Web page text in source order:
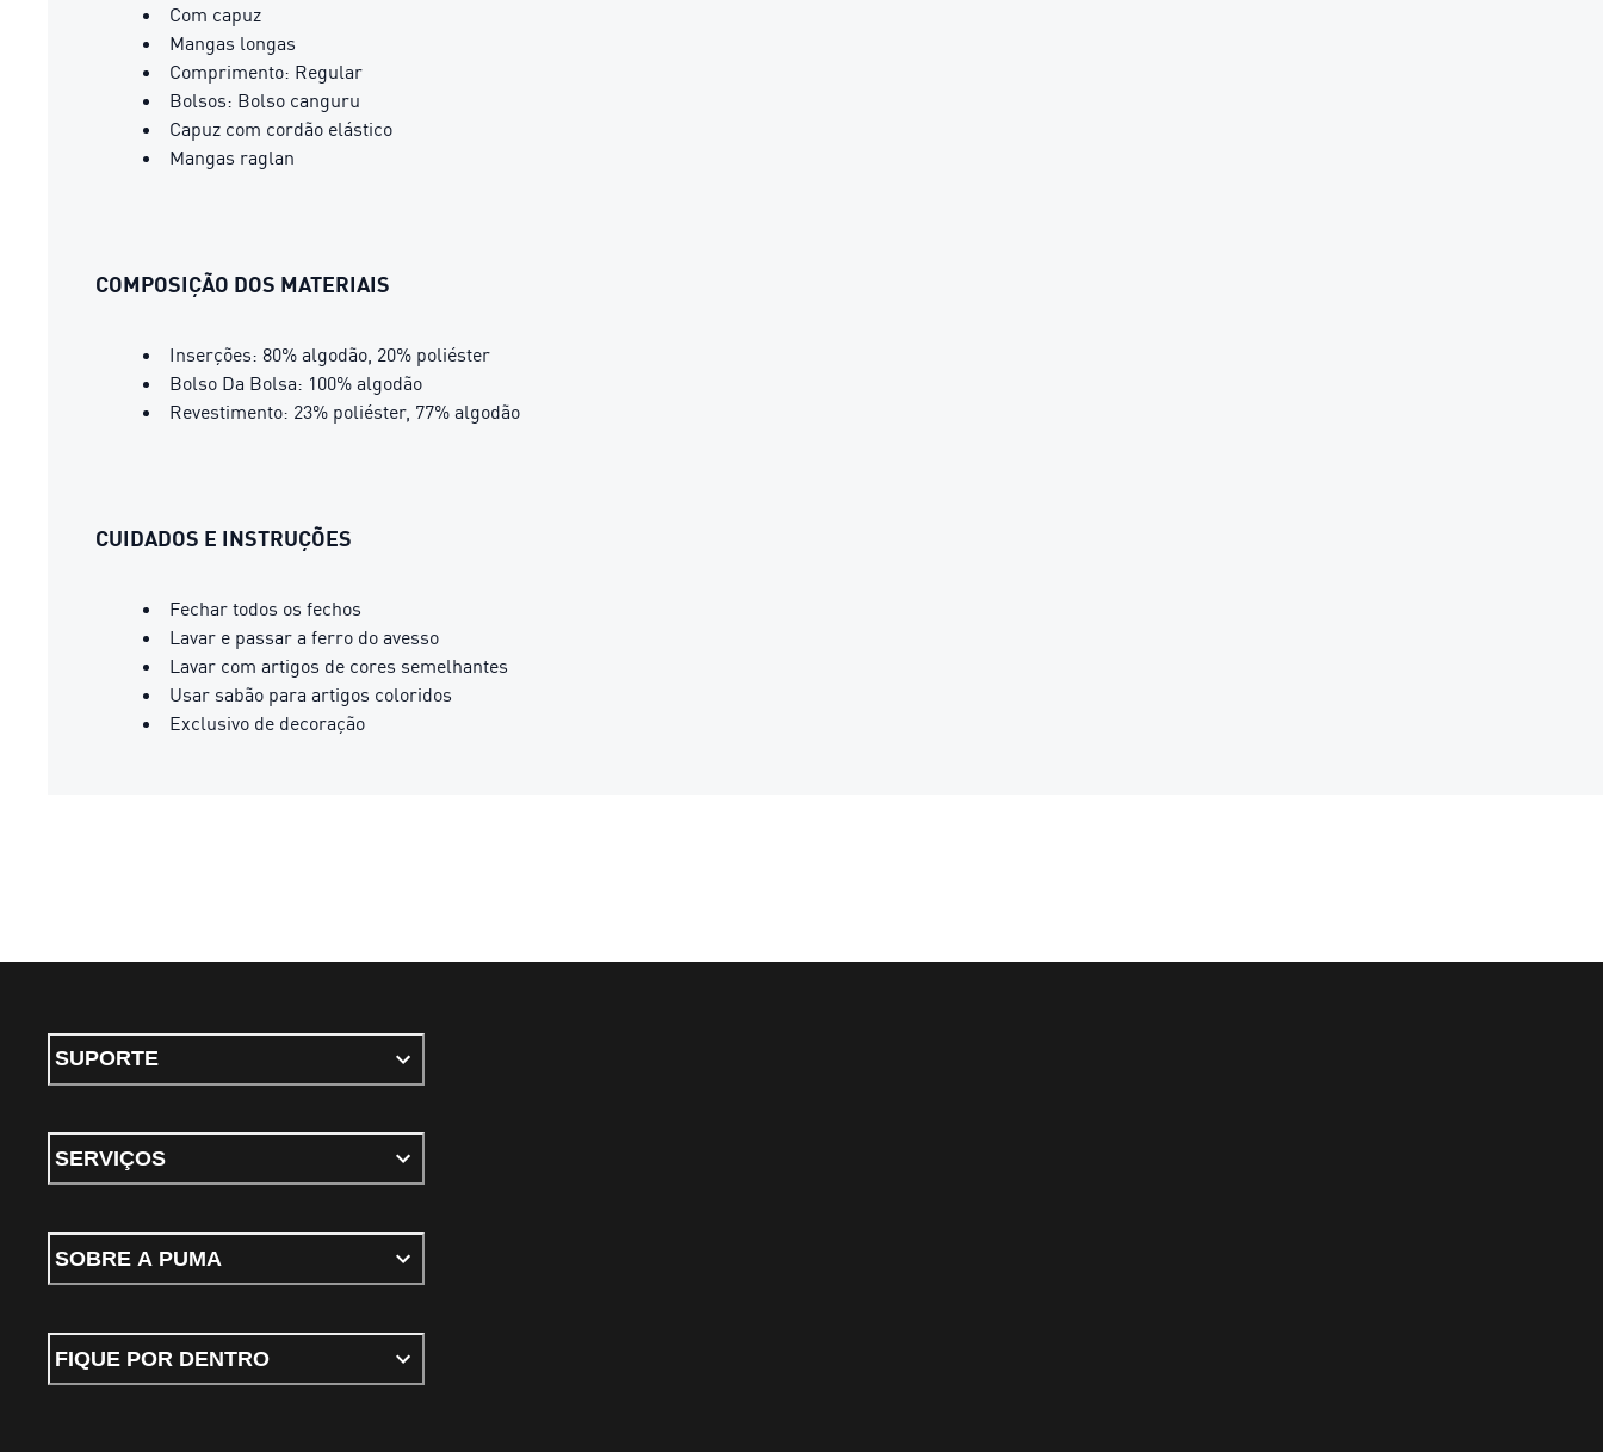
Com capuz
Mangas longas
Comprimento: Regular
Bolsos: Bolso canguru
Capuz com cordão elástico
Mangas raglan
COMPOSIÇÃO DOS MATERIAIS
Inserções: 80% algodão, 20% poliéster
Bolso Da Bolsa: 100% algodão
Revestimento: 23% poliéster, 77% algodão
CUIDADOS E INSTRUÇÕES
Fechar todos os fechos
Lavar e passar a ferro do avesso
Lavar com artigos de cores semelhantes
Usar sabão para artigos coloridos
Exclusivo de decoração
SUPORTE
SERVIÇOS
SOBRE A PUMA
FIQUE POR DENTRO